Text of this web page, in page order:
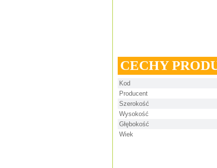
CECHY
Kod
Producent
Szerokość
Wysokość
Głębokość
Wiek